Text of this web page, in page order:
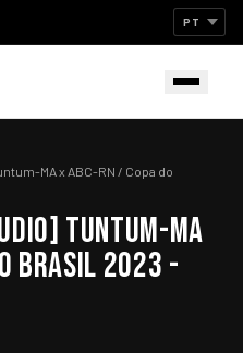
MA x ABC-RN / Copa do
TUNTUM-MA
BRASIL 2023 -